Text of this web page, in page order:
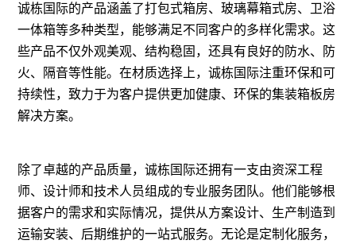
诚栋国际的产品涵盖了打包式箱房、玻璃幕箱式房、卫浴
一体箱等多种类型，能够满足不同客户的多样化需求。这
些产品不仅外观美观、结构稳固，还具有良好的防水、防
火、隔音等性能。在材质选择上，诚栋国际注重环保和可
持续性，致力于为客户提供更加健康、环保的集装箱板房
解决方案。
除了卓越的产品质量，诚栋国际还拥有一支由资深工程
师、设计师和技术人员组成的专业服务团队。他们能够根
据客户的需求和实际情况，提供从方案设计、生产制造到
运输安装、后期维护的一站式服务。无论是定制化服务，